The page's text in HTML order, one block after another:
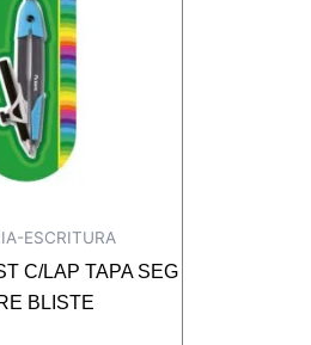
ESCRITURA
C/LAP TAPA SEG
BLISTE